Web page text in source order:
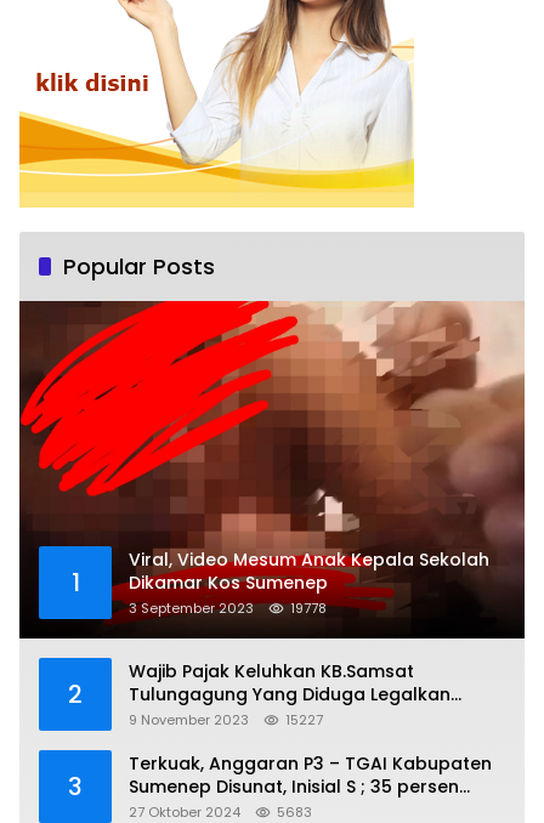
Popular Posts
1
Viral, Video Mesum Anak Kepala Sekolah
Dikamar Kos Sumenep
3 September 2023 19778
2
Wajib Pajak Keluhkan KB.Samsat
Tulungagung Yang Diduga Legalkan
Pungli
9 November 2023 15227
3
Terkuak, Anggaran P3 – TGAI Kabupaten
Sumenep Disunat, Inisial S ; 35 persen
Bagian Oknum DPR- RI
27 Oktober 2024 5683